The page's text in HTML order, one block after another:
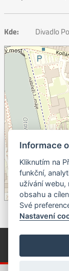
Kde: Divadlo
©OpenStreetMap
© Píseckem /
© 2018 -
Informace
Kliknutím na
funkční,
užívání webu,
obsahu a
Své
Nastavení